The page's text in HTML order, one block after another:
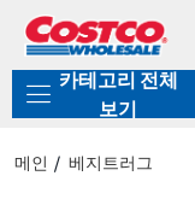
로
기
가
카테고리 전체
보기
메인 베지트러그